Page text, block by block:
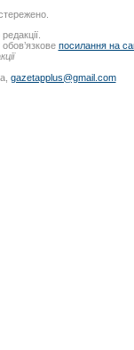
посилання на
gazetapplus@gmail.com